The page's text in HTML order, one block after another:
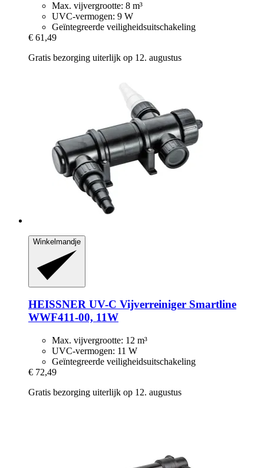
Max. vijvergrootte: 8 m³
UVC-vermogen: 9 W
Geïntegreerde veiligheidsuitschakeling
€ 61,49
Gratis bezorging uiterlijk op 12. augustus
Winkelmandje
HEISSNER UV-​C Vijverreiniger Smartline
WWF411-​00, 11W
Max. vijvergrootte: 12 m³
UVC-vermogen: 11 W
Geïntegreerde veiligheidsuitschakeling
€ 72,49
Gratis bezorging uiterlijk op 12. augustus